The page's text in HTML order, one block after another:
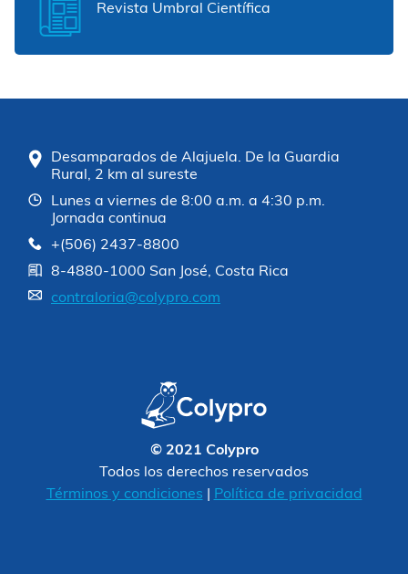
Revista Umbral Científica
Desamparados de Alajuela. De la Guardia
Rural, 2 km al sureste
Lunes a viernes de 8:00 a.m. a 4:30 p.m.
Jornada continua
+(506) 2437-8800
8-4880-1000 San José, Costa Rica
contraloria@colypro.com
© 2021 Colypro
Todos los derechos reservados
Términos y condiciones
Política de privacidad